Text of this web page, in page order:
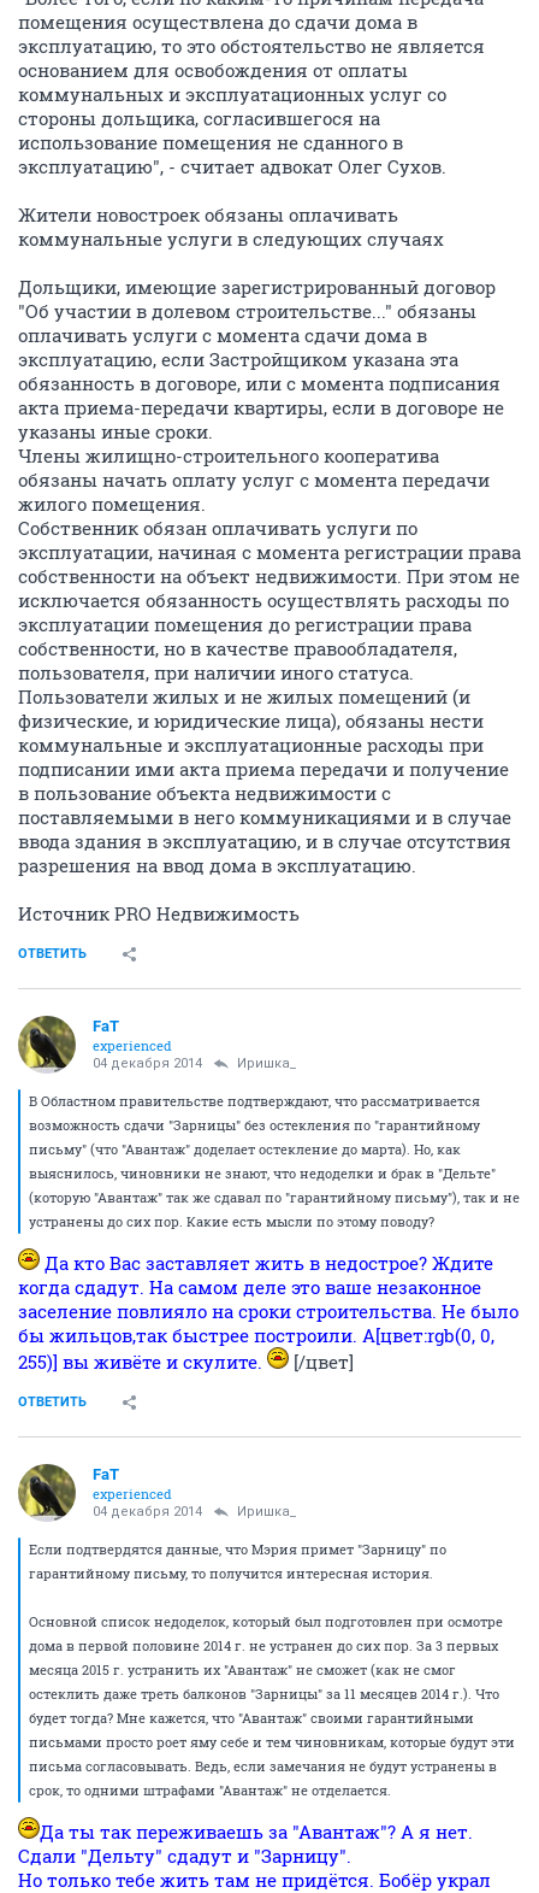
помещения осуществлена до сдачи дома в
эксплуатацию, то это обстоятельство не является
основанием для освобождения от оплаты
коммунальных и эксплуатационных услуг со
стороны дольщика, согласившегося на
использование помещения не сданного в
эксплуатацию", - считает адвокат Олег Сухов.
Жители новостроек обязаны оплачивать
коммунальные услуги в следующих случаях
Дольщики, имеющие зарегистрированный договор
"Об участии в долевом строительстве..." обязаны
оплачивать услуги с момента сдачи дома в
эксплуатацию, если Застройщиком указана эта
обязанность в договоре, или с момента подписания
акта приема-передачи квартиры, если в договоре не
указаны иные сроки.
Члены жилищно-строительного кооператива
обязаны начать оплату услуг с момента передачи
жилого помещения.
Собственник обязан оплачивать услуги по
эксплуатации, начиная с момента регистрации права
собственности на объект недвижимости. При этом не
исключается обязанность осуществлять расходы по
эксплуатации помещения до регистрации права
собственности, но в качестве правообладателя,
пользователя, при наличии иного статуса.
Пользователи жилых и не жилых помещений (и
физические, и юридические лица), обязаны нести
коммунальные и эксплуатационные расходы при
подписании ими акта приема передачи и получение
в пользование объекта недвижимости с
поставляемыми в него коммуникациями и в случае
ввода здания в эксплуатацию, и в случае отсутствия
разрешения на ввод дома в эксплуатацию.
Источник PRO Недвижимость
ОТВЕТИТЬ
FaT
experienced
04 декабря 2014 Иришка_
В Областном правительстве подтверждают, что рассматривается
возможность сдачи "Зарницы" без остекления по "гарантийному
письму" (что "Авантаж" доделает остекление до марта). Но, как
выяснилось, чиновники не знают, что недоделки и брак в "Дельте"
(которую "Авантаж" так же сдавал по "гарантийному письму"), так и не
устранены до сих пор. Какие есть мысли по этому поводу?
Да кто Вас заставляет жить в недострое? Ждите
когда сдадут. На самом деле это ваше незаконное
заселение повлияло на сроки строительства. Не было
бы жильцов,так быстрее построили. А[цвет:rgb(0, 0,
255)] вы живёте и скулите.
[/цвет]
ОТВЕТИТЬ
FaT
experienced
04 декабря 2014 Иришка_
Если подтвердятся данные, что Мэрия примет "Зарницу" по
гарантийному письму, то получится интересная история.
Основной список недоделок, который был подготовлен при осмотре
дома в первой половине 2014 г. не устранен до сих пор. За 3 первых
месяца 2015 г. устранить их "Авантаж" не сможет (как не смог
остеклить даже треть балконов "Зарницы" за 11 месяцев 2014 г.). Что
будет тогда? Мне кажется, что "Авантаж" своими гарантийными
письмами просто роет яму себе и тем чиновникам, которые будут эти
письма согласовывать. Ведь, если замечания не будут устранены в
срок, то одними штрафами "Авантаж" не отделается.
Да ты так переживаешь за "Авантаж"? А я нет.
Сдали "Дельту" сдадут и "Зарницу".
Но только тебе жить там не придётся. Бобёр украл